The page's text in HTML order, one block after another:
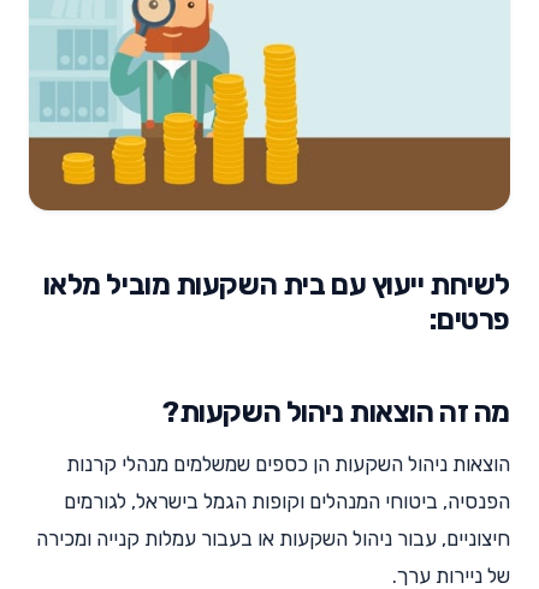
לשיחת ייעוץ עם בית השקעות מוביל מלאו
פרטים:
מה זה הוצאות ניהול השקעות?
הוצאות ניהול השקעות הן כספים שמשלמים מנהלי קרנות
הפנסיה, ביטוחי המנהלים וקופות הגמל בישראל, לגורמים
חיצוניים, עבור ניהול השקעות או בעבור עמלות קנייה ומכירה
של ניירות ערך.